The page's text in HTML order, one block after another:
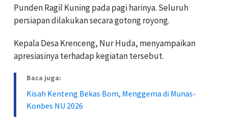
Punden Ragil Kuning pada pagi harinya. Seluruh
persiapan dilakukan secara gotong royong.
Kepala Desa Krenceng, Nur Huda, menyampaikan
apresiasinya terhadap kegiatan tersebut.
Baca juga:
Kisah Kenteng Bekas Bom, Menggema di Munas-
Konbes NU 2026